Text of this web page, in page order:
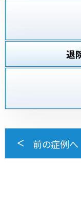
退
前の症例へ